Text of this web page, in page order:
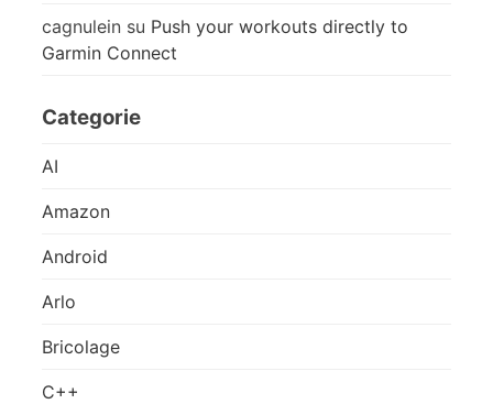
cagnulein su Push your workouts directly to
Garmin Connect
Categorie
AI
Amazon
Android
Arlo
Bricolage
C++